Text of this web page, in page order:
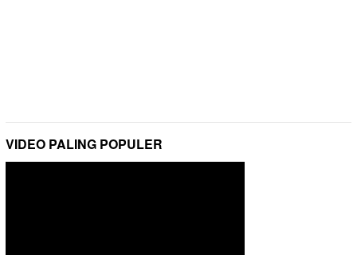
VIDEO PALING POPULER